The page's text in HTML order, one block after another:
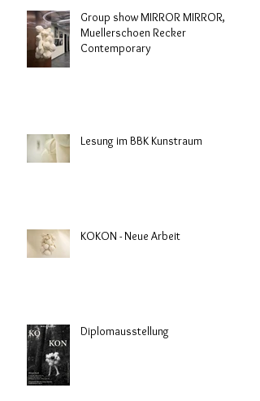
Group show MIRROR MIRROR,
Muellerschoen Recker
Contemporary
Lesung im BBK Kunstraum
KOKON - Neue Arbeit
Diplomausstellung